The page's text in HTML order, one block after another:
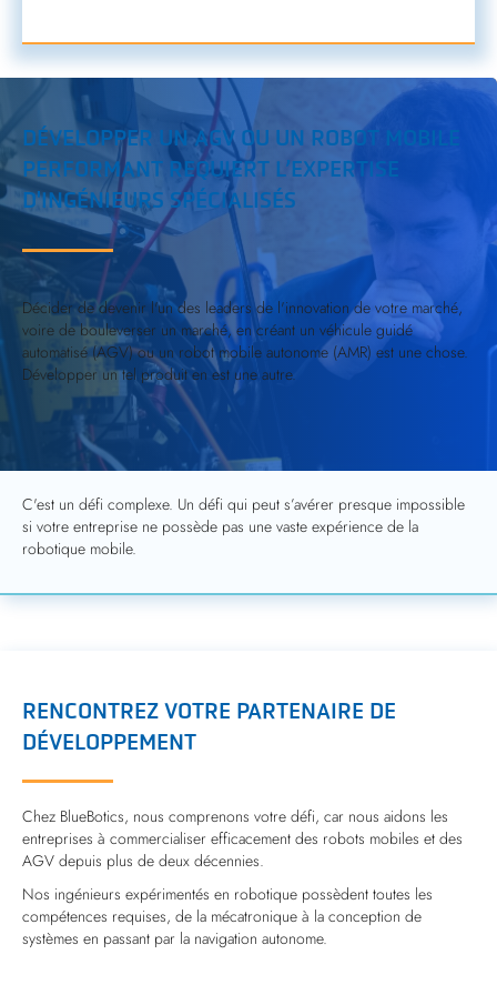
DÉVELOPPER UN AGV OU UN ROBOT MOBILE
PERFORMANT REQUIERT L’EXPERTISE
D'INGÉNIEURS SPÉCIALISÉS
Décider de devenir l'un des leaders de l'innovation de votre marché,
voire de bouleverser un marché, en créant un véhicule guidé
automatisé (AGV) ou un robot mobile autonome (AMR) est une chose.
Développer un tel produit en est une autre.
C'est un défi complexe. Un défi qui peut s’avérer presque impossible
si votre entreprise ne possède pas une vaste expérience de la
robotique mobile.
RENCONTREZ VOTRE PARTENAIRE DE
DÉVELOPPEMENT
Chez BlueBotics, nous comprenons votre défi, car nous aidons les
entreprises à commercialiser efficacement des robots mobiles et des
AGV depuis plus de deux décennies.
Nos ingénieurs expérimentés en robotique possèdent toutes les
compétences requises, de la mécatronique à la conception de
systèmes en passant par la navigation autonome.